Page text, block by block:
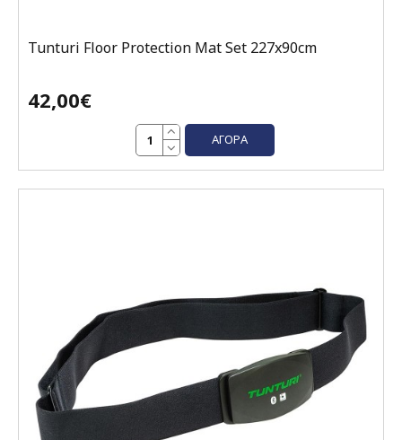
Tunturi Floor Protection Mat Set 227x90cm
42,00€
ΑΓΟΡΆ